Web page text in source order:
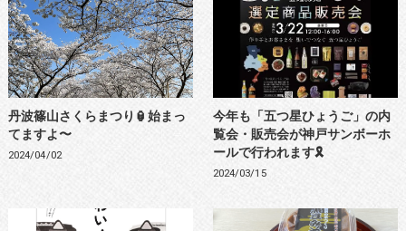
丹波篠山さくらまつり🏮始まっ
てますよ〜
2024/04/02
今年も「五つ星ひょうご」の内
覧会・販売会が神戸サンボーホ
ールで行われます🎗️
2024/03/15